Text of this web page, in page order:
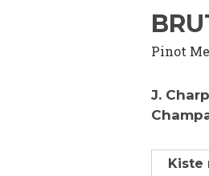
Pinot
J.
Kiste